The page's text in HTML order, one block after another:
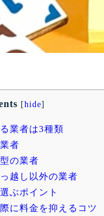
[hide]
業者は3種類
者
の業者
越し以外の業者
ぶポイント
に料金を抑えるコツ